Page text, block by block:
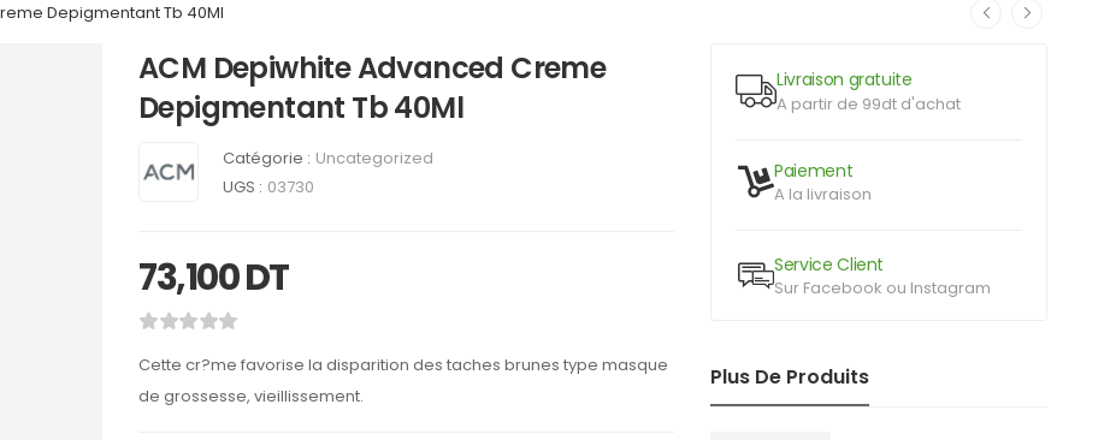
Depigmentant Tb 40Ml
Livraison gratuite
A partir de 99dt d'achat
Paiement
A la livraison
Service Client
Sur Facebook ou Instagram
Plus De Produits
ACM Depiwhite Advanced Creme
Depigmentant Tb 40Ml
Catégorie : Uncategorized
UGS : 03730
73,100DT
Cette cr?me favorise la disparition des taches brunes type masque
de grossesse, vieillissement.